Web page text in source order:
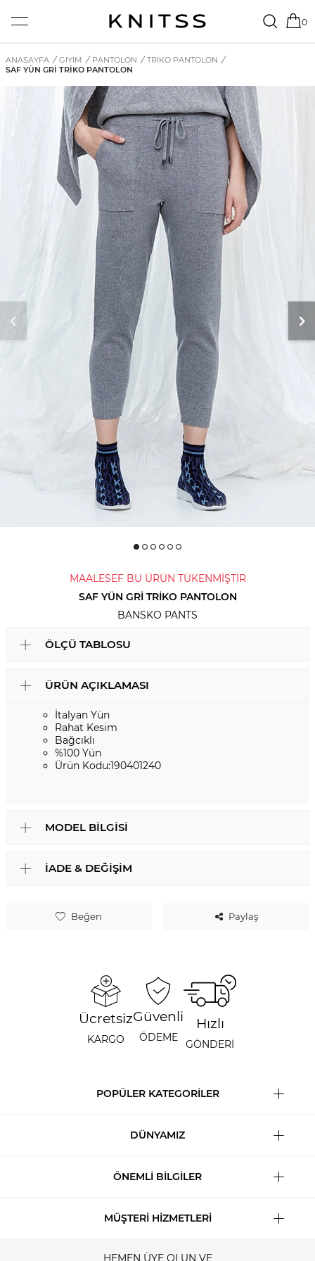
0
ANASAYFA / GİYİM / PANTOLON / TRIKO PANTOLON /
SAF YÜN GRI TRIKO PANTOLON
MAALESEF BU ÜRÜN TÜKENMİŞTİR
SAF YÜN GRI TRIKO PANTOLON
BANSKO PANTS
Beğen Paylaş
ÖLÇÜ TABLOSU
ÜRÜN AÇIKLAMASI
İtalyan Yün
Rahat Kesim
Bağcıklı
%100 Yün
Ürün Kodu:190401240
MODEL BILGISI
İADE & DEĞIŞIM
Ücretsiz
KARGO
Güvenli
ÖDEME
Hızlı
GÖNDERİ
POPÜLER KATEGORİLER
DÜNYAMIZ
ÖNEMLİ BİLGİLER
MÜŞTERİ HİZMETLERİ